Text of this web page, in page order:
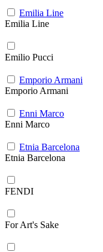
Emilia Line
Emilia Line
Emilio Pucci
Emporio Armani
Emporio Armani
Enni Marco
Enni Marco
Etnia Barcelona
Etnia Barcelona
FENDI
For Art's Sake